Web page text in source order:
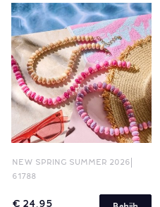
NEW SPRING SUMMER 2026
61788
€ 24,95